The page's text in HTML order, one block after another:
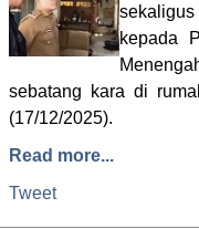
kepada
sebatang kara di
(17/12/2025).
Read more...
Tweet